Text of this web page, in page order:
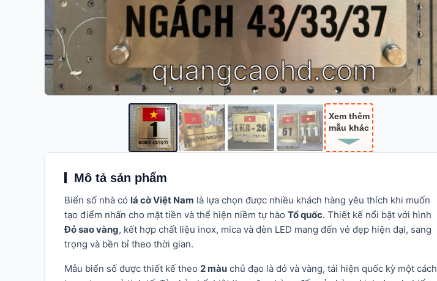
Xem thêm
mẫu khác
Mô tả sản phẩm
Biển số nhà có lá cờ Việt Nam là lựa chọn được nhiều khách hàng yêu thích khi muốn
tạo điểm nhấn cho mặt tiền và thể hiện niềm tự hào Tổ quốc. Thiết kế nổi bật với hình
Đỏ sao vàng, kết hợp chất liệu inox, mica và đèn LED mang đến vẻ đẹp hiện đại, sang
trọng và bền bỉ theo thời gian.
Mẫu biển số được thiết kế theo 2 màu chủ đạo là đỏ và vàng, tái hiện quốc kỳ một cách